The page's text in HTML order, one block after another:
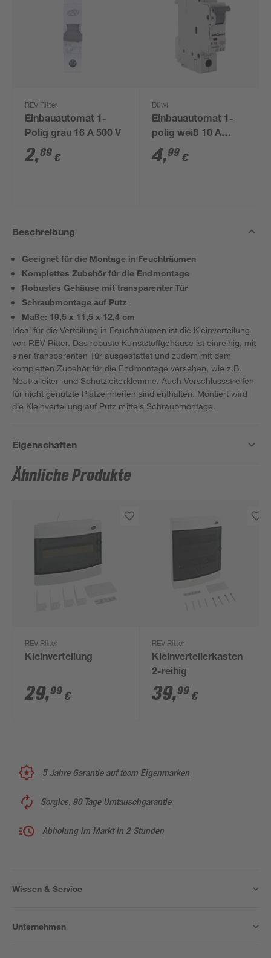
REV Ritter
Einbauautomat 1-
Polig grau 16 A 500 V
2,69 €
Düwi
Einbauautomat 1-
polig weiß 10 A
250/400 V
4,99 €
Beschreibung
Geeignet für die Montage in Feuchträumen
Komplettes Zubehör für die Endmontage
Robustes Gehäuse mit transparenter Tür
Schraubmontage auf Putz
Maße: 19,5 x 11,5 x 12,4 cm
Ideal für die Verteilung in Feuchträumen ist die Kleinverteilung
von REV Ritter. Das robuste Kunststoffgehäuse ist einreihig, mit
einer transparenten Tür ausgestattet und zudem mit dem
kompletten Zubehör für die Endmontage versehen, wie z.B.
Neutralleiter- und Schutzleiterklemme. Auch Verschlussstreifen
für nicht genutzte Platzeinheiten sind enthalten. Montiert wird
die Kleinverteilung auf Putz mittels Schraubmontage.
Eigenschaften
Ähnliche Produkte
REV Ritter
Kleinverteilung
29,99 €
REV Ritter
Kleinverteilerkasten
2-reihig
39,99 €
5 Jahre Garantie auf toom Eigenmarken
Sorglos, 90 Tage Umtauschgarantie
Abholung im Markt in 2 Stunden
Wissen & Service
Unternehmen